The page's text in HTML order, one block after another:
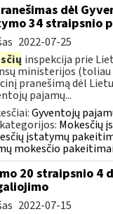
dėl
34 straipsnio
2022-07-25
inspekcija prie
ministerijos (toliau
pranešimą dėl
pajamų...
Gyventojų
Mokesčių
įstatymų
mokesčio
20 straipsnio 4
2022-07-15